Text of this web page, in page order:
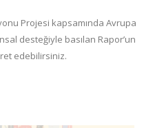
Projesi kapsamında Avrupa
desteğiyle basılan Rapor’un
edebilirsiniz.